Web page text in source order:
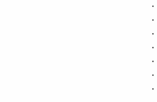
・
・
・
・
・
・
・